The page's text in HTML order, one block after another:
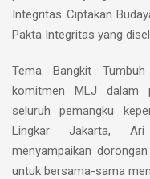
Integritas Ciptakan
Pakta Integritas yang
Tema Bangkit
komitmen MLJ dalam
seluruh pemangku
Lingkar Jakarta,
menyampaikan
untuk bersama-sama